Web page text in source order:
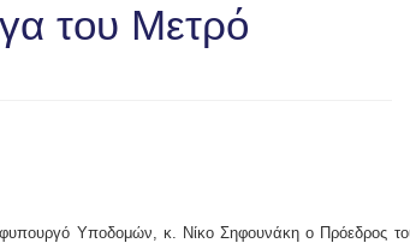
του Μετρό
Yποδομών, κ. Νίκο Σηφουνάκη ο Πρόεδρος